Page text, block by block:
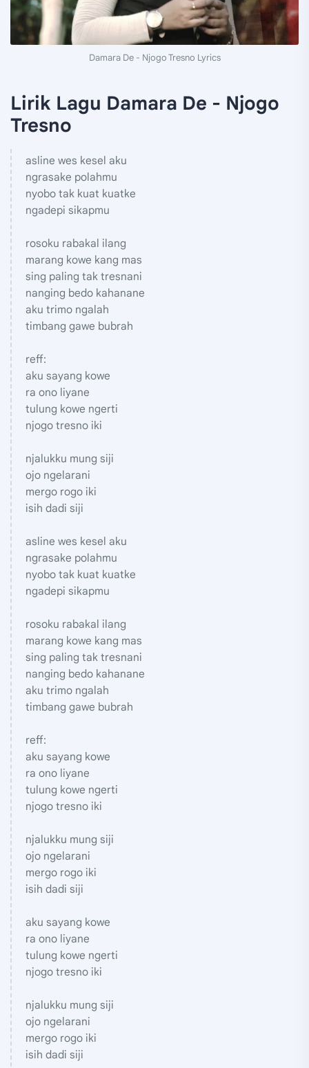
Damara De - Njogo Tresno Lyrics
Lirik Lagu Damara De - Njogo
Tresno
asline wes kesel aku
ngrasake polahmu
nyobo tak kuat kuatke
ngadepi sikapmu
rosoku rabakal ilang
marang kowe kang mas
sing paling tak tresnani
nanging bedo kahanane
aku trimo ngalah
timbang gawe bubrah
reff:
aku sayang kowe
ra ono liyane
tulung kowe ngerti
njogo tresno iki
njalukku mung siji
ojo ngelarani
mergo rogo iki
isih dadi siji
asline wes kesel aku
ngrasake polahmu
nyobo tak kuat kuatke
ngadepi sikapmu
rosoku rabakal ilang
marang kowe kang mas
sing paling tak tresnani
nanging bedo kahanane
aku trimo ngalah
timbang gawe bubrah
reff:
aku sayang kowe
ra ono liyane
tulung kowe ngerti
njogo tresno iki
njalukku mung siji
ojo ngelarani
mergo rogo iki
isih dadi siji
aku sayang kowe
ra ono liyane
tulung kowe ngerti
njogo tresno iki
njalukku mung siji
ojo ngelarani
mergo rogo iki
isih dadi siji